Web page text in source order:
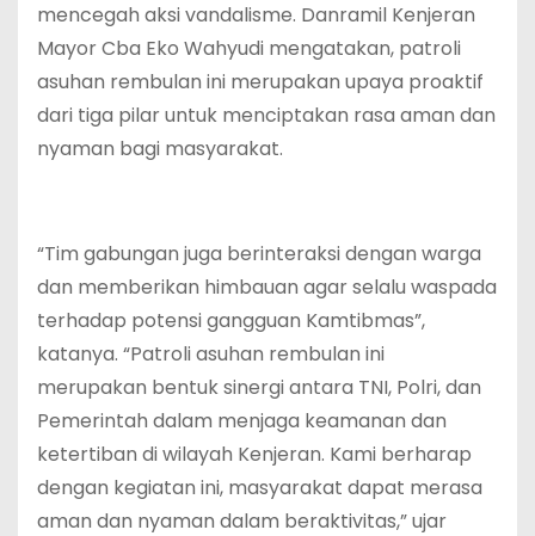
mencegah aksi vandalisme. Danramil Kenjeran
Mayor Cba Eko Wahyudi mengatakan, patroli
asuhan rembulan ini merupakan upaya proaktif
dari tiga pilar untuk menciptakan rasa aman dan
nyaman bagi masyarakat.
“Tim gabungan juga berinteraksi dengan warga
dan memberikan himbauan agar selalu waspada
terhadap potensi gangguan Kamtibmas”,
katanya. “Patroli asuhan rembulan ini
merupakan bentuk sinergi antara TNI, Polri, dan
Pemerintah dalam menjaga keamanan dan
ketertiban di wilayah Kenjeran. Kami berharap
dengan kegiatan ini, masyarakat dapat merasa
aman dan nyaman dalam beraktivitas,” ujar